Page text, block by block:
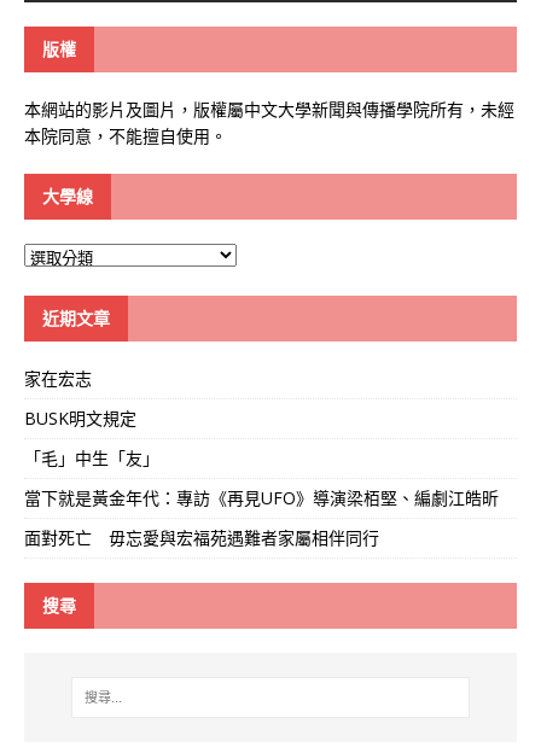
版權
本網站的影片及圖片，版權屬中文大學新聞與傳播學院所有，未經
本院同意，不能擅自使用。
大學線
大
近期文章
家在宏志
BUSK明文規定
「毛」中生「友」
當下就是黃金年代：專訪《再見UFO》導演梁栢堅、編劇江皓昕
面對死亡 毋忘愛與宏福苑遇難者家屬相伴同行
搜尋